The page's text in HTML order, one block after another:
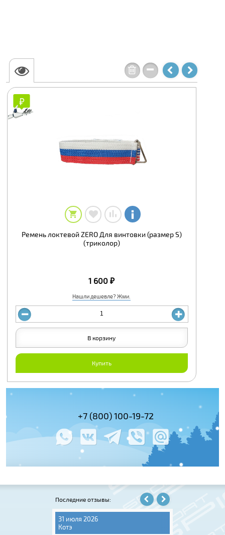
₽
₽
Ремень локтевой ZERO Для винтовки (размер S)
(триколор)
Нашли дешевле? Жми.
1 600 ₽
Купить
В корзину
+7 (495)
+7 (800) 100-19-72
978-61-54
Последние отзывы:
31 июля 2026
Котэ